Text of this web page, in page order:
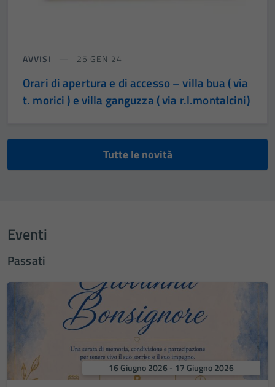
AVVISI 25 GEN 24
Orari di apertura e di accesso – villa bua ( via
t. morici ) e villa ganguzza ( via r.l.montalcini)
Tutte le novità
Eventi
Passati
16 Giugno 2026 - 17 Giugno 2026